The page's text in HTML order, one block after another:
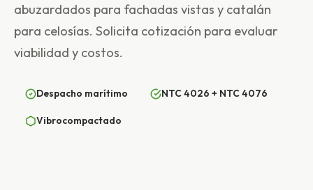
abuzardados para fachadas vistas y catalán
para celosías. Solicita cotización para evaluar
viabilidad y costos.
Despacho marítimo NTC 4026 + NTC 4076
Vibrocompactado